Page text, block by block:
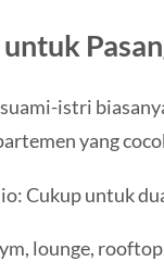
istri
yang
Cukup untuk
lounge,